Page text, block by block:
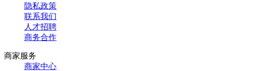
隐私政策
联系我们
人才招聘
商务合作
商家服务
商家中心